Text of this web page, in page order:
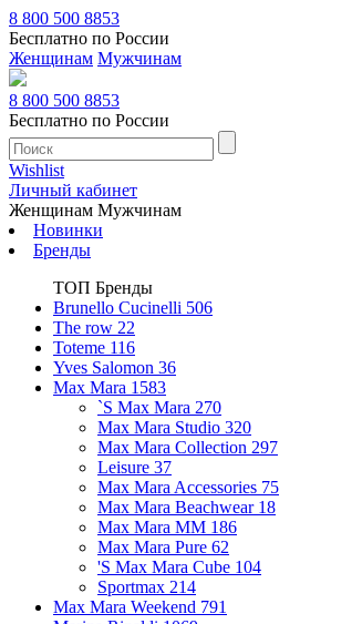
8 800 500 8853
Бесплатно по России
Женщинам Мужчинам
8 800 500 8853
Бесплатно по России
Wishlist
Личный кабинет
Женщинам Мужчинам
Новинки
Бренды
ТОП Бренды
Brunello Cucinelli 506
The row 22
Toteme 116
Yves Salomon 36
Max Mara 1583
`S Max Mara 270
Max Mara Studio 320
Max Mara Collection 297
Leisure 37
Max Mara Accessories 75
Max Mara Beachwear 18
Max Mara MM 186
Max Mara Pure 62
'S Max Mara Cube 104
Sportmax 214
Max Mara Weekend 791